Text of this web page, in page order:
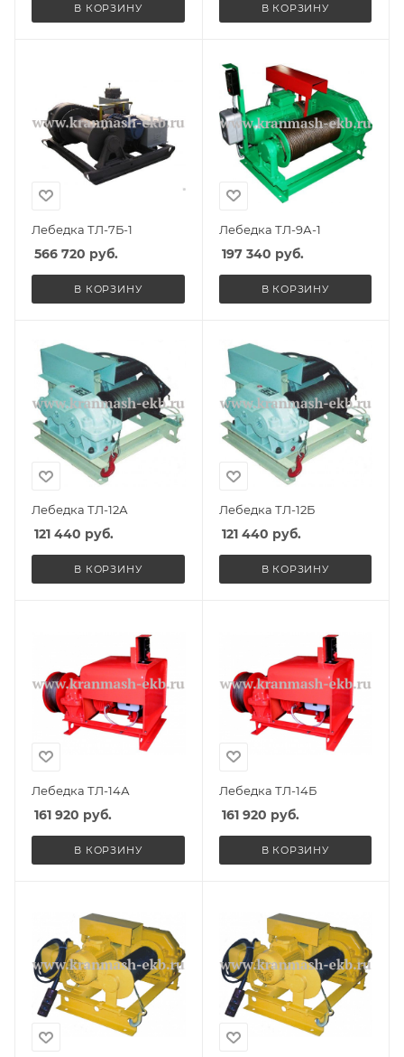
В КОРЗИНУ В КОРЗИНУ
Лебедка ТЛ-7Б-1
566 720 руб.
В КОРЗИНУ
Лебедка ТЛ-9А-1
197 340 руб.
В КОРЗИНУ
Лебедка ТЛ-12А
121 440 руб.
В КОРЗИНУ
Лебедка ТЛ-12Б
121 440 руб.
В КОРЗИНУ
Лебедка ТЛ-14А
161 920 руб.
В КОРЗИНУ
Лебедка ТЛ-14Б
161 920 руб.
В КОРЗИНУ